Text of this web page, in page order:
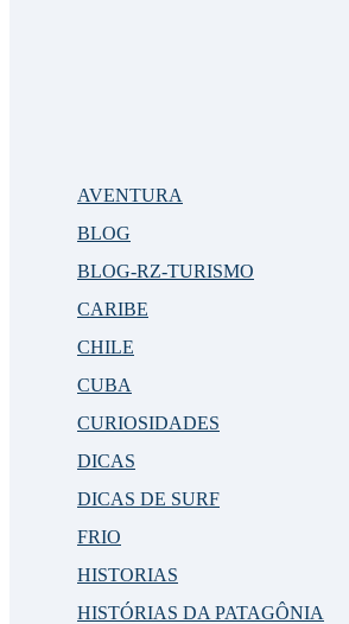
AVENTURA
BLOG
BLOG-RZ-TURISMO
CARIBE
CHILE
CUBA
CURIOSIDADES
DICAS
DICAS DE SURF
FRIO
HISTORIAS
HISTÓRIAS DA PATAGÔNIA